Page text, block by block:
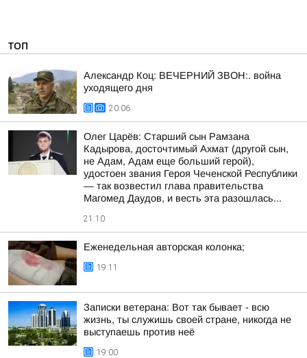
ТОП
Александр Коц: ВЕЧЕРНИЙ ЗВОН:. война
уходящего дня
20:06
Олег Царёв: Старший сын Рамзана
Кадырова, досточтимый Ахмат (другой сын,
не Адам, Адам еще больший герой),
удостоен звания Героя Чеченской Республики
— так возвестил глава правительства
Магомед Даудов, и весть эта разошлась...
21:10
Еженедельная авторская колонка;
19:11
Записки ветерана: Вот так бывает - всю
жизнь, ты служишь своей стране, никогда не
выступаешь против неё
19:00